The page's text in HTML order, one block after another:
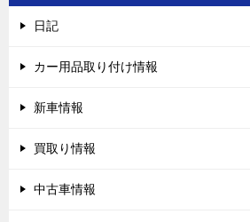
日記
カー用品取り付け情報
新車情報
買取り情報
中古車情報